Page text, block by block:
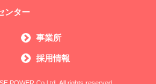
ンター
事業所
採用情報
POWER Co,Ltd. All rights reserved.